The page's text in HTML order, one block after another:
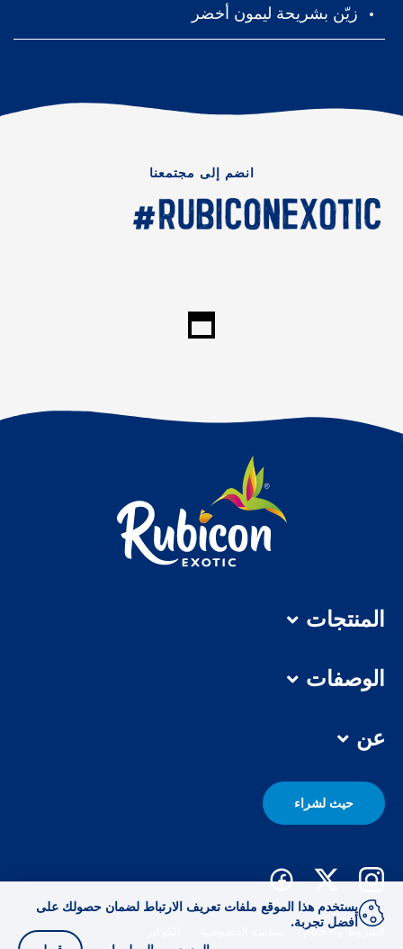
زيّن بشريحة ليمون أخضر
انضم إلى مجتمعنا
المنتجات
الوصفات
عن
حيث لشراء
الشروط والأحكام
يستخدم هذا الموقع ملفات تعريف الارتباط لضمان حصولك على
أفضل تجربة.